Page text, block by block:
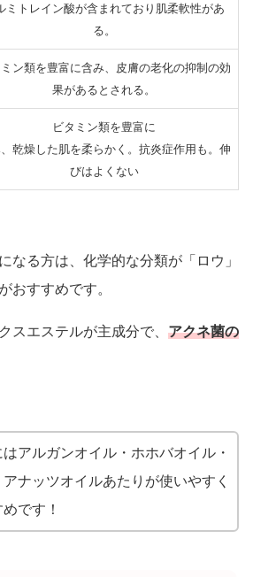
ミトレイン酸が含まれており肌柔軟性があ
る。
ミン類を豊富に含み、皮膚の老化の抑制の効
果があるとされる。
ビタミン類を豊富に
乾燥した肌を柔らかく。抗炎症作用も。伸
びはよくない
なる方は、化学的な分類が「ロウ」
おすすめです。
スエステルが主成分で、 アクネ菌の
アルガンオイル・ホホバオイル・
ナッツオイルあたりが使いやすく
です！